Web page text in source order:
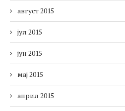
август 2015
јул 2015
јун 2015
мај 2015
април 2015